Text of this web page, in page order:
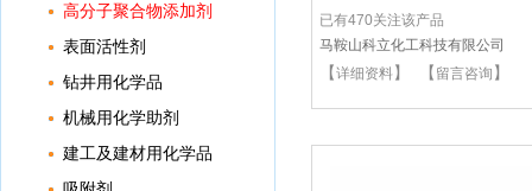
高分子聚合物添加剂
表面活性剂
钻井用化学品
机械用化学助剂
建工及建材用化学品
已有470关注该产品
马鞍山科立化工科技有限公司
【详细资料】 【 留言咨询 】